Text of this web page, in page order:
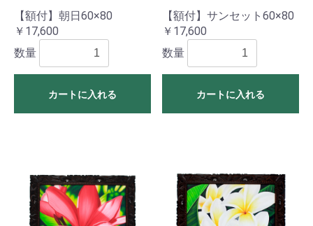
【額付】朝日60×80
￥17,600
数量
カートに入れる
【額付】サンセット60×80
￥17,600
数量
カートに入れる